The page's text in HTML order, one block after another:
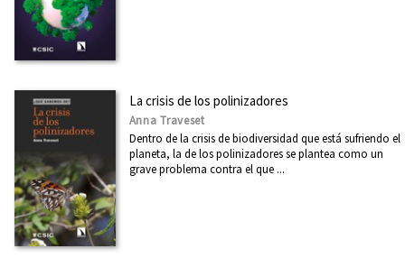
La crisis de los polinizadores
Anna Traveset
Dentro de la crisis de biodiversidad que está sufriendo el
planeta, la de los polinizadores se plantea como un
grave problema contra el que ...